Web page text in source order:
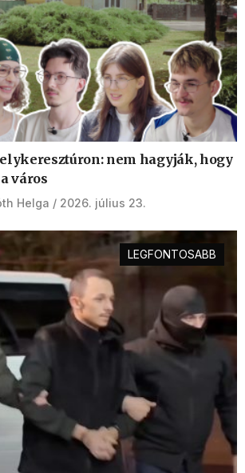
nem hagyják, hogy
város
Helga 2026. július 23.
LEGFONTOSABB